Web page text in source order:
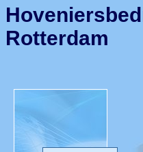
Rotterdam